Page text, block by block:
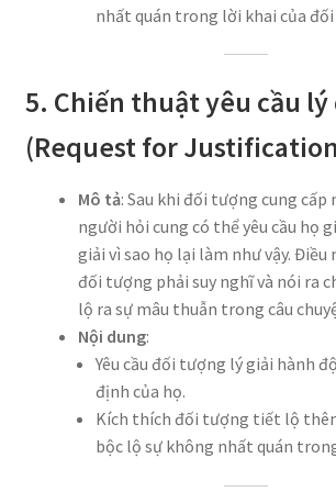
nhất quán trong lời khai của
5. Chiến thuật yêu cầu lý
(Request for
Mô tả: Sau khi đối tượng cung
người hỏi cung có thể yêu cầu họ
giải vì sao họ lại làm như vậy. Điều
đối tượng phải suy nghĩ và nói ra
lộ ra sự mâu thuẫn trong câu
Nội dung:
Yêu cầu đối tượng lý giải hành
định của họ.
Kích thích đối tượng tiết lộ
bộc lộ sự không nhất quán